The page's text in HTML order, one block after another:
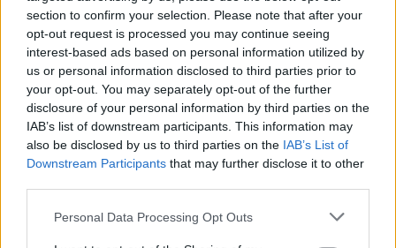
section to confirm your selection. Please note that after your
opt-out request is processed you may continue seeing
interest-based ads based on personal information utilized by
us or personal information disclosed to third parties prior to
your opt-out. You may separately opt-out of the further
disclosure of your personal information by third parties on the
IAB’s list of downstream participants. This information may
also be disclosed by us to third parties on the IAB’s List of
Downstream Participants that may further disclose it to other
Please note that this website/app uses one or more Google
Personal Data Processing Opt Outs
beépítheti a műbe. S aki azt várja, hogy ezáltal egy
még kötöttebb, a politikai valósághoz mereven
ragszkodó, sablonfigurákkal megtűzdelt drámát
kapunk, az nagyot téved. Havel talán eddigi
legszellemesebb, legkönnyedebb, mégis annyira a
politika belső, sokszor zűrzavaros viszonyaira
reflektáló darabját alkotta meg, amely képes
kívülállóként tekinteni mindarra, amit belül, hosszú
éveken keresztül megélt. S ez a kikacsintás hozza
testközelbe ezeket a különben nem túl szimpatikus
haveli figurákat. A darab ősbemutatójára a prágai
Archa Színházban került sor, de bemutatták már